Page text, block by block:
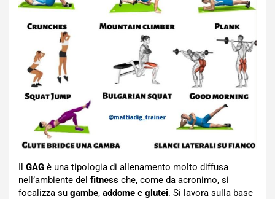
Il GAG è una tipologia di allenamento molto diffusa
nell’ambiente del fitness che, come da acronimo, si
focalizza su gambe, addome e glutei. Si lavora sulla base